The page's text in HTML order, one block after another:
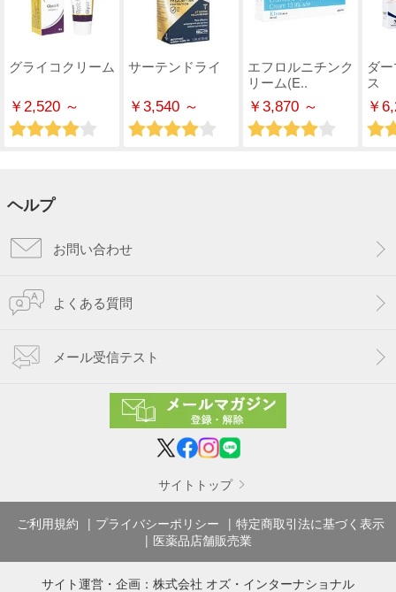
グライコクリーム
￥2,520 ～
サーテンドライ
￥3,540 ～
エフロルニチンク
リーム(E..
￥3,870 ～
ダ
ス
￥
ヘルプ
お問い合わせ
よくある質問
メール受信テスト
サイトトップ
ご利用規約 プライバシーポリシー
特定商取引法に基づく表示
医薬品店舗販売業
サイト運営・企画： 株式会社 オズ・インターナショナル